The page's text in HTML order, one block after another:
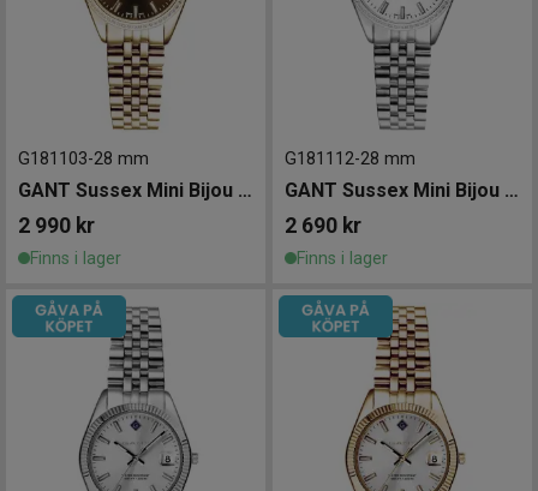
G181103-28 mm
GANT Sussex Mini Bijou 28mm
2 990 kr
Finns i lager
G181112-28 mm
GANT Sussex Mini Bijou 28mm
2 690 kr
Finns i lager